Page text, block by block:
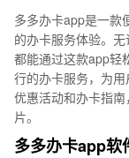
多多办卡app是一款
的办卡服务体验。
都能通过这款app轻
行的办卡服务，为
优惠活动和办卡指
片。
多多办卡app软